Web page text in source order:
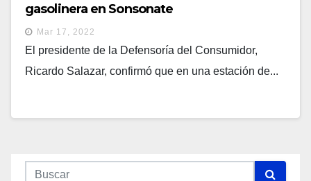
gasolinera en Sonsonate
Mar 17, 2022
El presidente de la Defensoría del Consumidor,
Ricardo Salazar, confirmó que en una estación de...